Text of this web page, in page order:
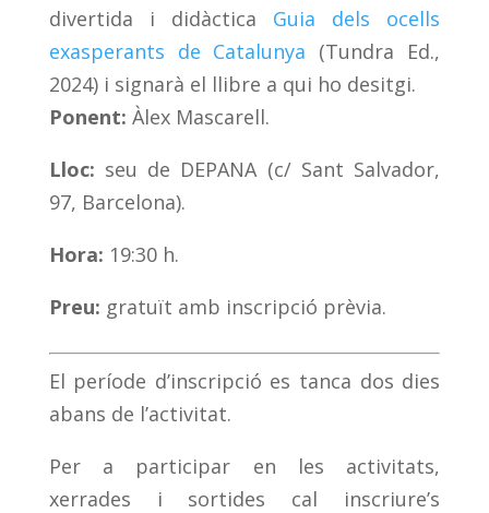
divertida i didàctica Guia dels ocells
exasperants de Catalunya (Tundra Ed.,
2024) i signarà el llibre a qui ho desitgi.
Ponent: Àlex Mascarell.
Lloc: seu de DEPANA (c/ Sant Salvador,
97, Barcelona).
Hora: 19:30 h.
Preu: gratuït amb inscripció prèvia.
El període d’inscripció es tanca dos dies
abans de l’activitat.
Per a participar en les activitats,
xerrades i sortides cal inscriure’s